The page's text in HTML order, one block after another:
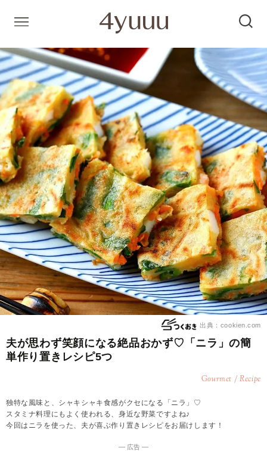
出典：cookien.com
夫が思わず笑顔になる絶品おかず♡「ニラ」の簡
単作り置きレシピ5つ
Gourmet / Recipe
独特な風味と、シャキシャキ食感がクセになる「ニラ」♡
スタミナ料理にもよく使われる、身近な野菜ですよね♪
今回はニラを使った、夫が喜ぶ作り置きレシピをお届けします！
― 広告 ―